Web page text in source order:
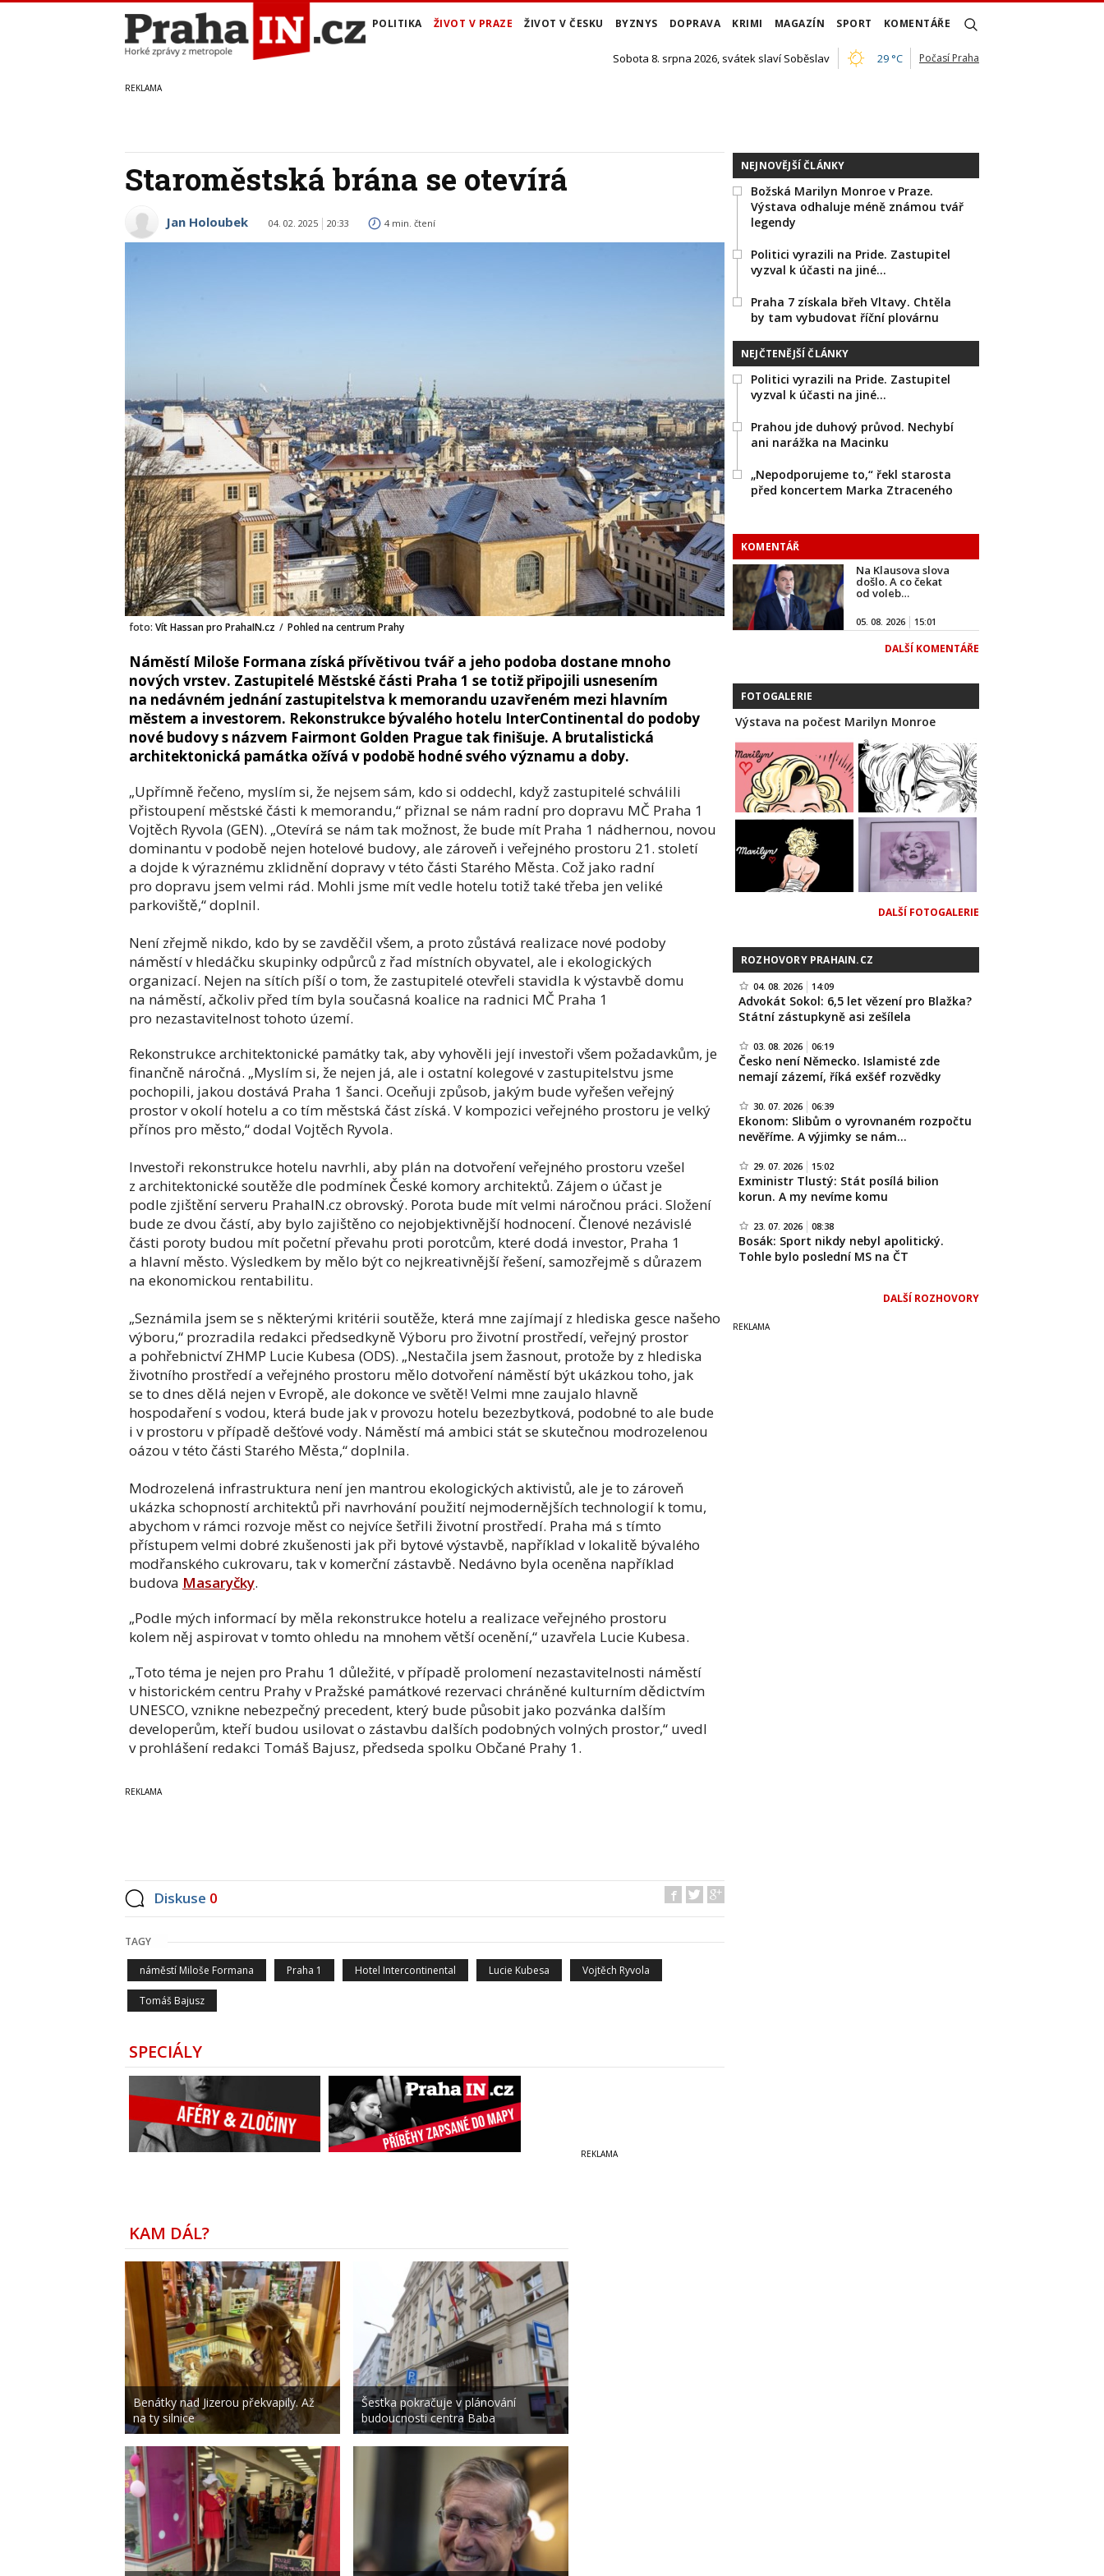
POLITIKA ŽIVOT V PRAZE ŽIVOT V ČESKU BYZNYS DOPRAVA KRIMI MAGAZÍN SPORT KOMENTÁŘE
Sobota 8. srpna 2026, svátek slaví Soběslav 29 °C Počasí Praha
Staroměstská brána se otevírá
Jan Holoubek 04. 02. 2025 20:33 4 min. čtení
foto: Vít Hassan pro PrahaIN.cz / Pohled na centrum Prahy
Náměstí Miloše Formana získá přívětivou tvář a jeho podoba dostane mnoho
nových vrstev. Zastupitelé Městské části Praha 1 se totiž připojili usnesením
na nedávném jednání zastupitelstva k memorandu uzavřeném mezi hlavním
městem a investorem. Rekonstrukce bývalého hotelu InterContinental do podoby
nové budovy s názvem Fairmont Golden Prague tak finišuje. A brutalistická
architektonická památka ožívá v podobě hodné svého významu a doby.
„Upřímně řečeno, myslím si, že nejsem sám, kdo si oddechl, když zastupitelé schválili
přistoupení městské části k memorandu,“ přiznal se nám radní pro dopravu MČ Praha 1
Vojtěch Ryvola (GEN). „Otevírá se nám tak možnost, že bude mít Praha 1 nádhernou, novou
dominantu v podobě nejen hotelové budovy, ale zároveň i veřejného prostoru 21. století
a dojde k výraznému zklidnění dopravy v této části Starého Města. Což jako radní
pro dopravu jsem velmi rád. Mohli jsme mít vedle hotelu totiž také třeba jen veliké
parkoviště,“ doplnil.
Není zřejmě nikdo, kdo by se zavděčil všem, a proto zůstává realizace nové podoby
náměstí v hledáčku skupinky odpůrců z řad místních obyvatel, ale i ekologických
organizací. Nejen na sítích píší o tom, že zastupitelé otevřeli stavidla k výstavbě domu
na náměstí, ačkoliv před tím byla současná koalice na radnici MČ Praha 1
pro nezastavitelnost tohoto území.
Rekonstrukce architektonické památky tak, aby vyhověli její investoři všem požadavkům, je
finančně náročná. „Myslím si, že nejen já, ale i ostatní kolegové v zastupitelstvu jsme
pochopili, jakou dostává Praha 1 šanci. Oceňuji způsob, jakým bude vyřešen veřejný
prostor v okolí hotelu a co tím městská část získá. V kompozici veřejného prostoru je velký
přínos pro město,“ dodal Vojtěch Ryvola.
Investoři rekonstrukce hotelu navrhli, aby plán na dotvoření veřejného prostoru vzešel
z architektonické soutěže dle podmínek České komory architektů. Zájem o účast je
podle zjištění serveru PrahaIN.cz obrovský. Porota bude mít velmi náročnou práci. Složení
bude ze dvou částí, aby bylo zajištěno co nejobjektivnější hodnocení. Členové nezávislé
části poroty budou mít početní převahu proti porotcům, které dodá investor, Praha 1
a hlavní město. Výsledkem by mělo být co nejkreativnější řešení, samozřejmě s důrazem
na ekonomickou rentabilitu.
„Seznámila jsem se s některými kritérii soutěže, která mne zajímají z hlediska gesce našeho
výboru,“ prozradila redakci předsedkyně Výboru pro životní prostředí, veřejný prostor
a pohřebnictví ZHMP Lucie Kubesa (ODS). „Nestačila jsem žasnout, protože by z hlediska
životního prostředí a veřejného prostoru mělo dotvoření náměstí být ukázkou toho, jak
se to dnes dělá nejen v Evropě, ale dokonce ve světě! Velmi mne zaujalo hlavně
hospodaření s vodou, která bude jak v provozu hotelu bezezbytková, podobné to ale bude
i v prostoru v případě dešťové vody. Náměstí má ambici stát se skutečnou modrozelenou
oázou v této části Starého Města,“ doplnila.
Modrozelená infrastruktura není jen mantrou ekologických aktivistů, ale je to zároveň
ukázka schopností architektů při navrhování použití nejmodernějších technologií k tomu,
abychom v rámci rozvoje měst co nejvíce šetřili životní prostředí. Praha má s tímto
přístupem velmi dobré zkušenosti jak při bytové výstavbě, například v lokalitě bývalého
modřanského cukrovaru, tak v komerční zástavbě. Nedávno byla oceněna například
budova Masaryčky.
„Podle mých informací by měla rekonstrukce hotelu a realizace veřejného prostoru
kolem něj aspirovat v tomto ohledu na mnohem větší ocenění,“ uzavřela Lucie Kubesa.
„Toto téma je nejen pro Prahu 1 důležité, v případě prolomení nezastavitelnosti náměstí
v historickém centru Prahy v Pražské památkové rezervaci chráněné kulturním dědictvím
UNESCO, vznikne nebezpečný precedent, který bude působit jako pozvánka dalším
developerům, kteří budou usilovat o zástavbu dalších podobných volných prostor,“ uvedl
v prohlášení redakci Tomáš Bajusz, předseda spolku Občané Prahy 1.
Diskuse 0
TAGY
náměstí Miloše Formana Praha 1 Hotel Intercontinental Lucie Kubesa Vojtěch Ryvola
Tomáš Bajusz
SPECIÁLY
NEJNOVĚJŠÍ ČLÁNKY
Božská Marilyn Monroe v Praze.
Výstava odhaluje méně známou tvář
legendy
Politici vyrazili na Pride. Zastupitel
vyzval k účasti na jiné…
Praha 7 získala břeh Vltavy. Chtěla
by tam vybudovat říční plovárnu
NEJČTENĚJŠÍ ČLÁNKY
Politici vyrazili na Pride. Zastupitel
vyzval k účasti na jiné…
Prahou jde duhový průvod. Nechybí
ani narážka na Macinku
„Nepodporujeme to,“ řekl starosta
před koncertem Marka Ztraceného
KOMENTÁŘ
Na Klausova slova
došlo. A co čekat
od voleb…
05. 08. 2026 15:01
DALŠÍ KOMENTÁŘE
FOTOGALERIE
Výstava na počest Marilyn Monroe
DALŠÍ FOTOGALERIE
ROZHOVORY PRAHAIN.CZ
04. 08. 2026 14:09
Advokát Sokol: 6,5 let vězení pro Blažka?
Státní zástupkyně asi zešílela
03. 08. 2026 06:19
Česko není Německo. Islamisté zde
nemají zázemí, říká exšéf rozvědky
30. 07. 2026 06:39
Ekonom: Slibům o vyrovnaném rozpočtu
nevěříme. A výjimky se nám…
29. 07. 2026 15:02
Exministr Tlustý: Stát posílá bilion
korun. A my nevíme komu
23. 07. 2026 08:38
Bosák: Sport nikdy nebyl apolitický.
Tohle bylo poslední MS na ČT
DALŠÍ ROZHOVORY
KAM DÁL?
Benátky nad Jizerou překvapily. Až
na ty silnice
Šestka pokračuje v plánování
budoucnosti centra Baba